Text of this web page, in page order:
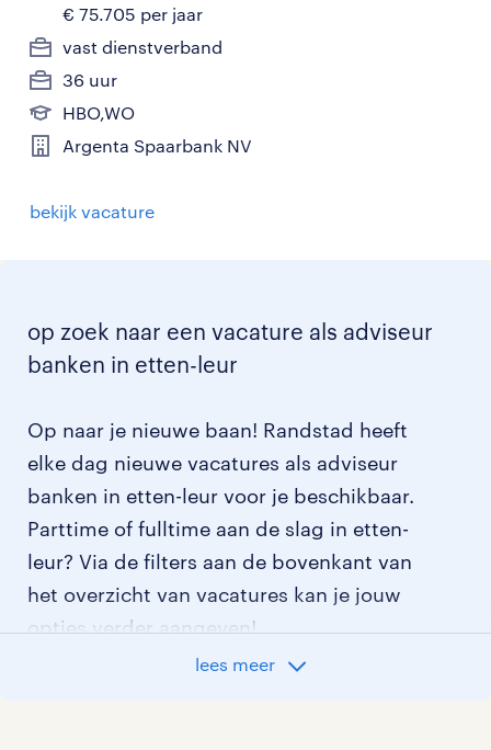
€ 75.705 per jaar
vast dienstverband
36 uur
HBO,WO
Argenta Spaarbank NV
bekijk vacature
op zoek naar een vacature als adviseur
banken in etten-leur
Op naar je nieuwe baan! Randstad heeft
elke dag nieuwe vacatures als adviseur
banken in etten-leur voor je beschikbaar.
Parttime of fulltime aan de slag in etten-
leur? Via de filters aan de bovenkant van
het overzicht van vacatures kan je jouw
opties verder aangeven!
lees meer